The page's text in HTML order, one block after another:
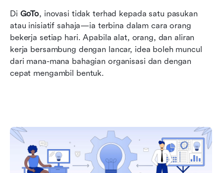
Di GoTo, inovasi tidak terhad kepada satu pasukan
atau inisiatif sahaja—ia terbina dalam cara orang
bekerja setiap hari. Apabila alat, orang, dan aliran
kerja bersambung dengan lancar, idea boleh muncul
dari mana-mana bahagian organisasi dan dengan
cepat mengambil bentuk.